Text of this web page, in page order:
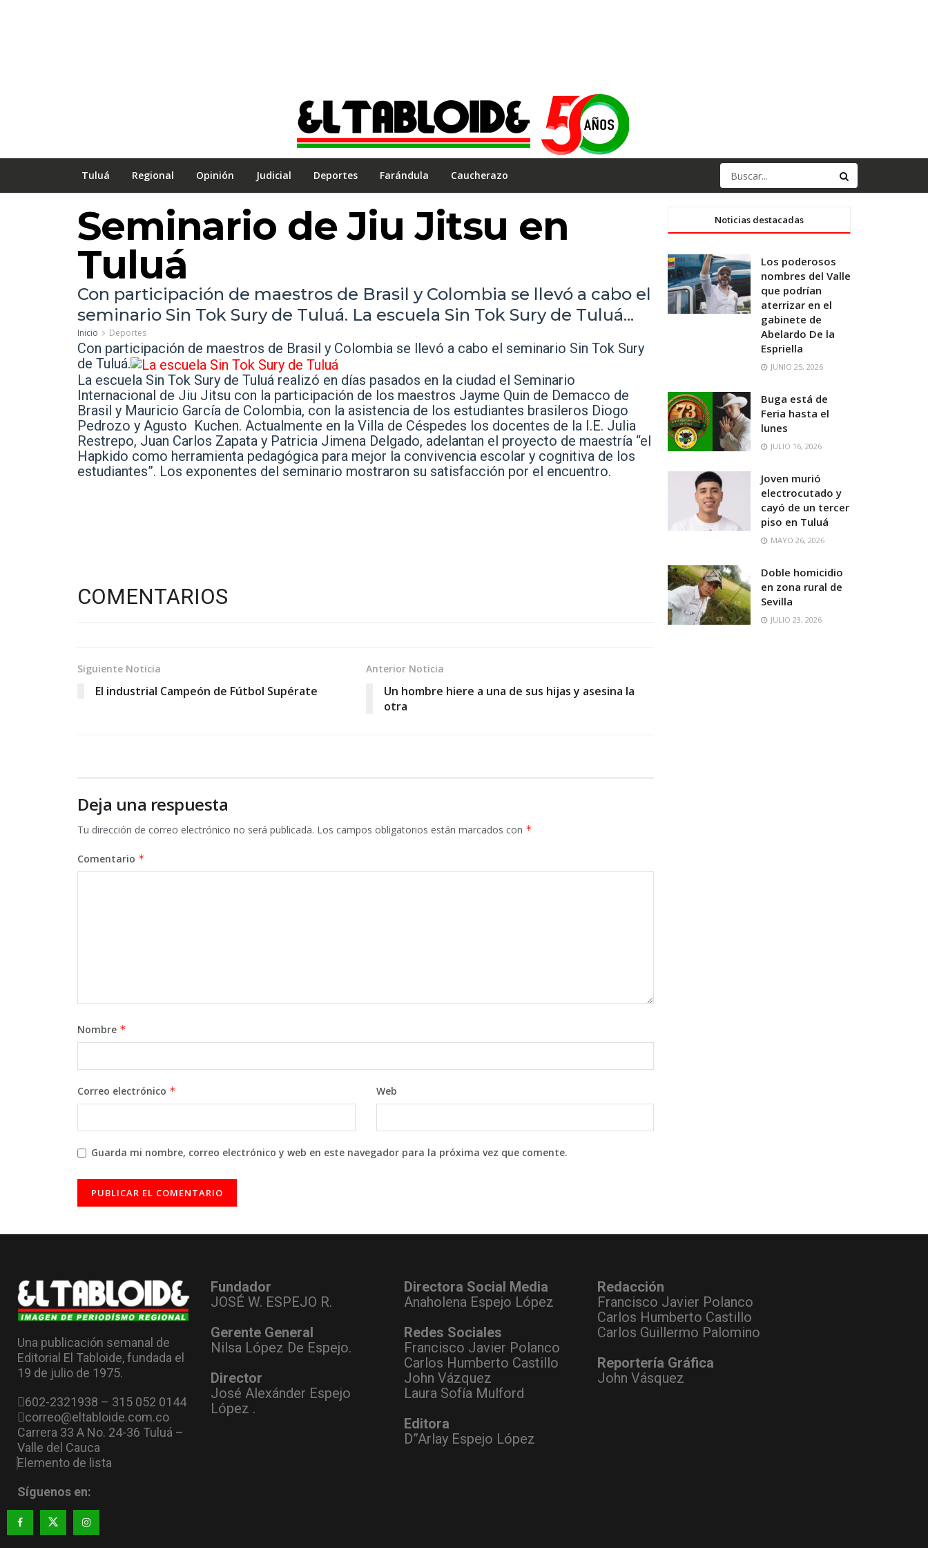
Tuluá Regional Opinión Judicial Deportes Farándula Caucherazo
Seminario de Jiu Jitsu en
Tuluá
Con participación de maestros de Brasil y Colombia se llevó a cabo el
seminario Sin Tok Sury de Tuluá. La escuela Sin Tok Sury de Tuluá...
Inicio Deportes
Con participación de maestros de Brasil y Colombia se llevó a cabo el seminario Sin Tok Sury
de Tuluá.
La escuela Sin Tok Sury de Tuluá realizó en días pasados en la ciudad el Seminario
Internacional de Jiu Jitsu con la participación de los maestros Jayme Quin de Demacco de
Brasil y Mauricio García de Colombia, con la asistencia de los estudiantes brasileros Diogo
Pedrozo y Agusto Kuchen. Actualmente en la Villa de Céspedes los docentes de la I.E. Julia
Restrepo, Juan Carlos Zapata y Patricia Jimena Delgado, adelantan el proyecto de maestría “el
Hapkido como herramienta pedagógica para mejor la convivencia escolar y cognitiva de los
estudiantes”. Los exponentes del seminario mostraron su satisfacción por el encuentro.
COMENTARIOS
Siguiente Noticia
El industrial Campeón de Fútbol Supérate
Anterior Noticia
Un hombre hiere a una de sus hijas y asesina la
otra
Deja una respuesta
Tu dirección de correo electrónico no será publicada. Los campos obligatorios están marcados con *
Comentario *
Nombre *
Correo electrónico * Web
Guarda mi nombre, correo electrónico y web en este navegador para la próxima vez que comente.
Noticias destacadas
Los poderosos
nombres del Valle
que podrían
aterrizar en el
gabinete de
Abelardo De la
Espriella
JUNIO 25, 2026
Buga está de
Feria hasta el
lunes
JULIO 16, 2026
Joven murió
electrocutado y
cayó de un tercer
piso en Tuluá
MAYO 26, 2026
Doble homicidio
en zona rural de
Sevilla
JULIO 23, 2026
Una publicación semanal de
Editorial El Tabloide, fundada el
19 de julio de 1975.
602-2321938 – 315 052 0144
correo@eltabloide.com.co
Carrera 33 A No. 24-36 Tuluá –
Valle del Cauca
Elemento de lista
Síguenos en:
Fundador
JOSÉ W. ESPEJO R.
Gerente General
Nilsa López De Espejo.
Director
José Alexánder Espejo
López .
Directora Social Media
Anaholena Espejo López
Redes Sociales
Francisco Javier Polanco
Carlos Humberto Castillo
John Vázquez
Laura Sofía Mulford
Editora
D”Arlay Espejo López
Redacción
Francisco Javier Polanco
Carlos Humberto Castillo
Carlos Guillermo Palomino
Reportería Gráfica
John Vásquez